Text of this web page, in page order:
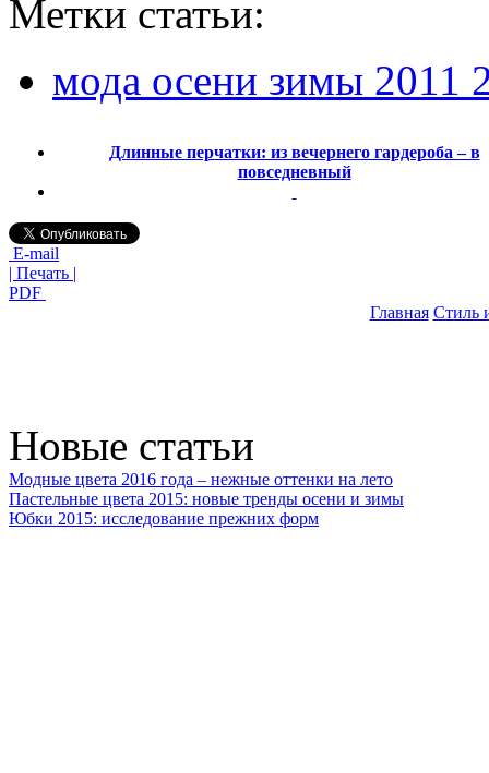
Метки статьи:
мода осени зимы 2011
Длинные перчатки: из вечернего гардероба – в
повседневный
E-mail
| Печать |
PDF
Главная Стиль
Новые статьи
Модные цвета 2016 года – нежные оттенки на лето
Пастельные цвета 2015: новые тренды осени и зимы
Юбки 2015: исследование прежних форм